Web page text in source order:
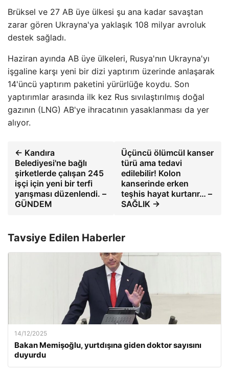
Brüksel ve 27 AB üye ülkesi şu ana kadar savaştan
zarar gören Ukrayna'ya yaklaşık 108 milyar avroluk
destek sağladı.
Haziran ayında AB üye ülkeleri, Rusya'nın Ukrayna'yı
işgaline karşı yeni bir dizi yaptırım üzerinde anlaşarak
14'üncü yaptırım paketini yürürlüğe koydu. Son
yaptırımlar arasında ilk kez Rus sıvılaştırılmış doğal
gazının (LNG) AB'ye ihracatının yasaklanması da yer
alıyor.
← Kandıra
Belediyesi'ne bağlı
şirketlerde çalışan 245
işçi için yeni bir terfi
yarışması düzenlendi. –
GÜNDEM
Üçüncü ölümcül kanser
türü ama tedavi
edilebilir! Kolon
kanserinde erken
teşhis hayat kurtarır… –
SAĞLIK →
Tavsiye Edilen Haberler
14/12/2025
Bakan Memişoğlu, yurtdışına giden doktor sayısını
duyurdu